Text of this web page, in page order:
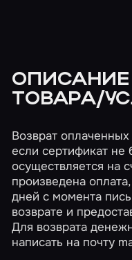
ОПИСАНИЕ
ТОВАРА/
Возврат
если сертификат не
осуществляется на
произведена
дней с момента
возврате и
Для возврата
написать на почту